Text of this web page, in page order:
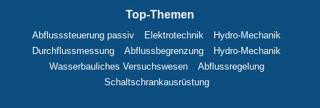
Top-Themen
Abflusssteuerung passiv Elektrotechnik
Hydro-Mechanik
Durchflussmessung
Abflussbegrenzung
Hydro-Mechanik
Wasserbauliches Versuchswesen
Abflussregelung
Schaltschrankausrüstung